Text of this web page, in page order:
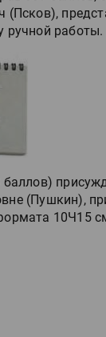
(Псков),
ручной работы.
баллов)
(Пушкин),
10Ч15